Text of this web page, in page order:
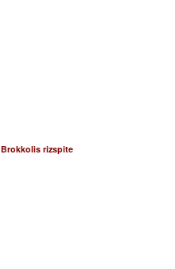
Brokkolis rizspite